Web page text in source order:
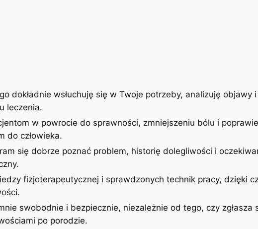
dokładnie wsłuchuję się w Twoje potrzeby, analizuję objawy
leczenia.
w powrocie do sprawności, zmniejszeniu bólu i
do człowieka.
się dobrze poznać problem, historię dolegliwości i
fizjoterapeutycznej i sprawdzonych technik pracy, dzięki
swobodnie i bezpiecznie, niezależnie od tego, czy zgłasza
po porodzie.